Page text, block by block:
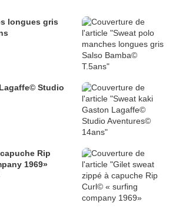
longues gris
Studio
Rip
1969»